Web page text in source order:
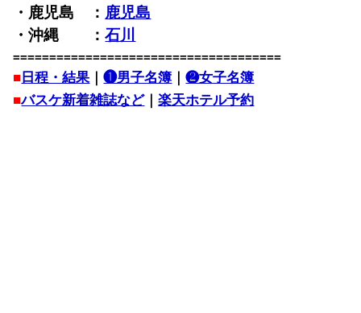
・鹿児島 ： 鹿児島
・沖縄 ：石川
=====================================
■ 日程・結果｜❶男子名簿 ｜❷女子名簿
■バスケ新着雑誌など｜楽天ホテル予約